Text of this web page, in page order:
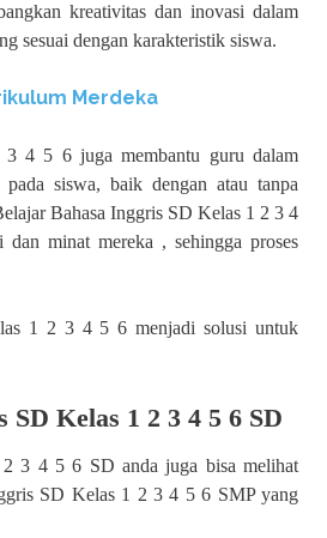
kreativitas dan inovasi dalam
sesuai dengan karakteristik siswa.
Merdeka
4 5 6 juga membantu guru dalam
siswa, baik dengan atau tanpa
Bahasa Inggris SD Kelas 1 2 3 4
dan minat mereka , sehingga proses
1 2 3 4 5 6 menjadi solusi untuk
Kelas 1 2 3 4 5 6 SD
3 4 5 6 SD anda juga bisa melihat
SD Kelas 1 2 3 4 5 6 SMP yang